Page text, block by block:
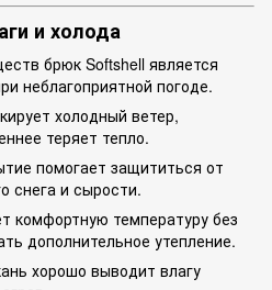
и холода
брюк Softshell является
неблагоприятной погоде.
холодный ветер,
теряет тепло.
помогает защититься от
снега и сырости.
комфортную температуру без
дополнительное утепление.
хорошо выводит влагу